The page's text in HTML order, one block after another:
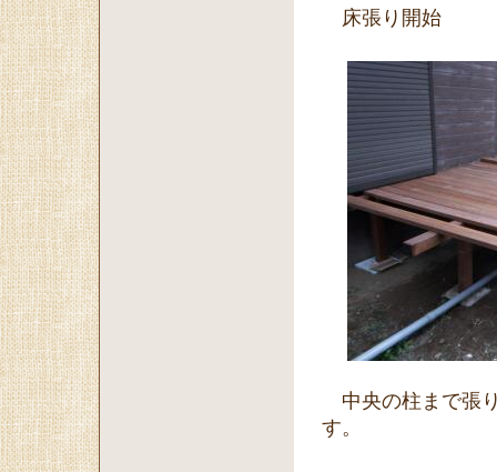
床張り開始
中央の柱まで張
す。